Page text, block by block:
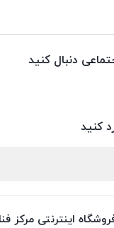
دنبال کنید
کنید
اینترنتی مرکز